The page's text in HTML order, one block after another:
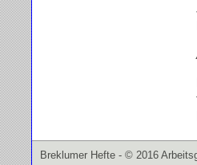
Breklumer Hefte - © 2016